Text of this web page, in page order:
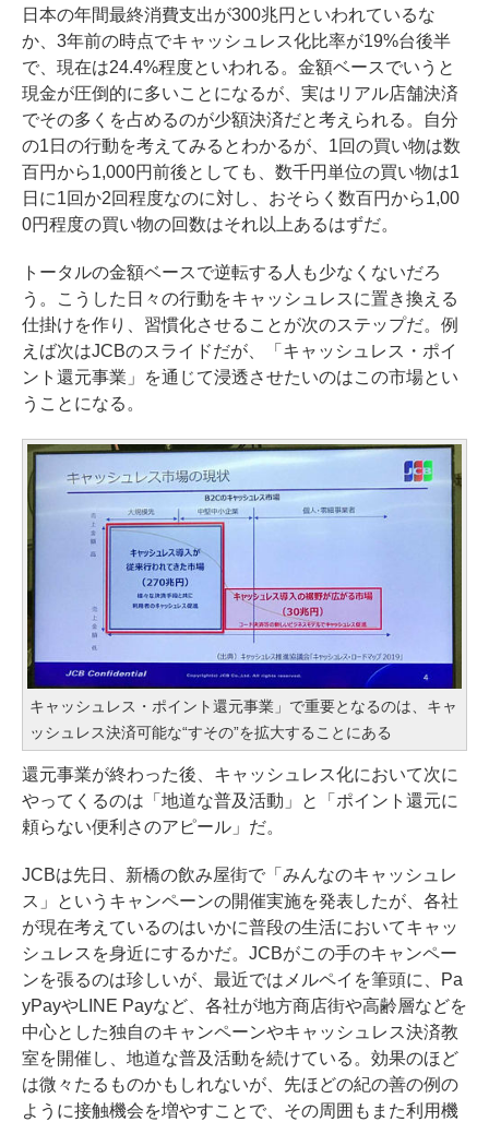
日本の年間最終消費支出が300兆円といわれているな
か、3年前の時点でキャッシュレス化比率が19%台後半
で、現在は24.4%程度といわれる。金額ベースでいうと
現金が圧倒的に多いことになるが、実はリアル店舗決済
でその多くを占めるのが少額決済だと考えられる。自分
の1日の行動を考えてみるとわかるが、1回の買い物は数
百円から1,000円前後としても、数千円単位の買い物は1
日に1回か2回程度なのに対し、おそらく数百円から1,00
0円程度の買い物の回数はそれ以上あるはずだ。
トータルの金額ベースで逆転する人も少なくないだろ
う。こうした日々の行動をキャッシュレスに置き換える
仕掛けを作り、習慣化させることが次のステップだ。例
えば次はJCBのスライドだが、「キャッシュレス・ポイ
ント還元事業」を通じて浸透させたいのはこの市場とい
うことになる。
キャッシュレス・ポイント還元事業」で重要となるのは、キャ
ッシュレス決済可能な“すその”を拡大することにある
還元事業が終わった後、キャッシュレス化において次に
やってくるのは「地道な普及活動」と「ポイント還元に
頼らない便利さのアピール」だ。
JCBは先日、新橋の飲み屋街で「みんなのキャッシュレ
ス」という キャンペーンの開催実施を発表したが、各社
が現在考えているのはいかに普段の生活においてキャッ
シュレスを身近にするかだ。JCBがこの手のキャンペー
ンを張るのは珍しいが、最近ではメルペイを筆頭に、Pa
yPayやLINE Payなど、各社が地方商店街や高齢層などを
中心とした独自のキャンペーンやキャッシュレス決済教
室を開催し、地道な普及活動を続けている。効果のほど
は微々たるものかもしれないが、先ほどの紀の善の例の
ように接触機会を増やすことで、その周囲もまた利用機